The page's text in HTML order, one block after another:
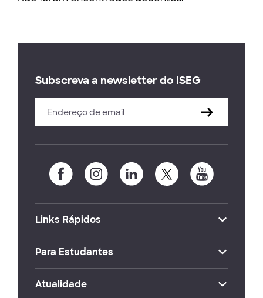
Subscreva a newsletter do ISEG
Links Rápidos
Para Estudantes
Atualidade